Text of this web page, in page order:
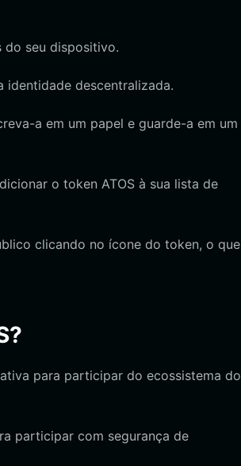
seu dispositivo.
identidade descentralizada.
a em um papel e guarde-a em um
o token ATOS à sua lista de
clicando no ícone do token, o que
para participar do ecossistema do
participar com segurança de